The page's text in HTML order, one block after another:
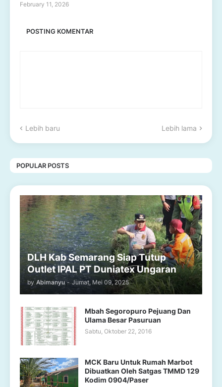
February 11, 2026
POSTING KOMENTAR
Lebih baru Lebih lama
POPULAR POSTS
DLH Kab Semarang Siap Tutup
Outlet IPAL PT Duniatex Ungaran
by Abimanyu - Jumat, Mei 09, 2025
Mbah Segoropuro Pejuang Dan
Ulama Besar Pasuruan
Sabtu, Oktober 22, 2016
MCK Baru Untuk Rumah Marbot
Dibuatkan Oleh Satgas TMMD 129
Kodim 0904/Paser